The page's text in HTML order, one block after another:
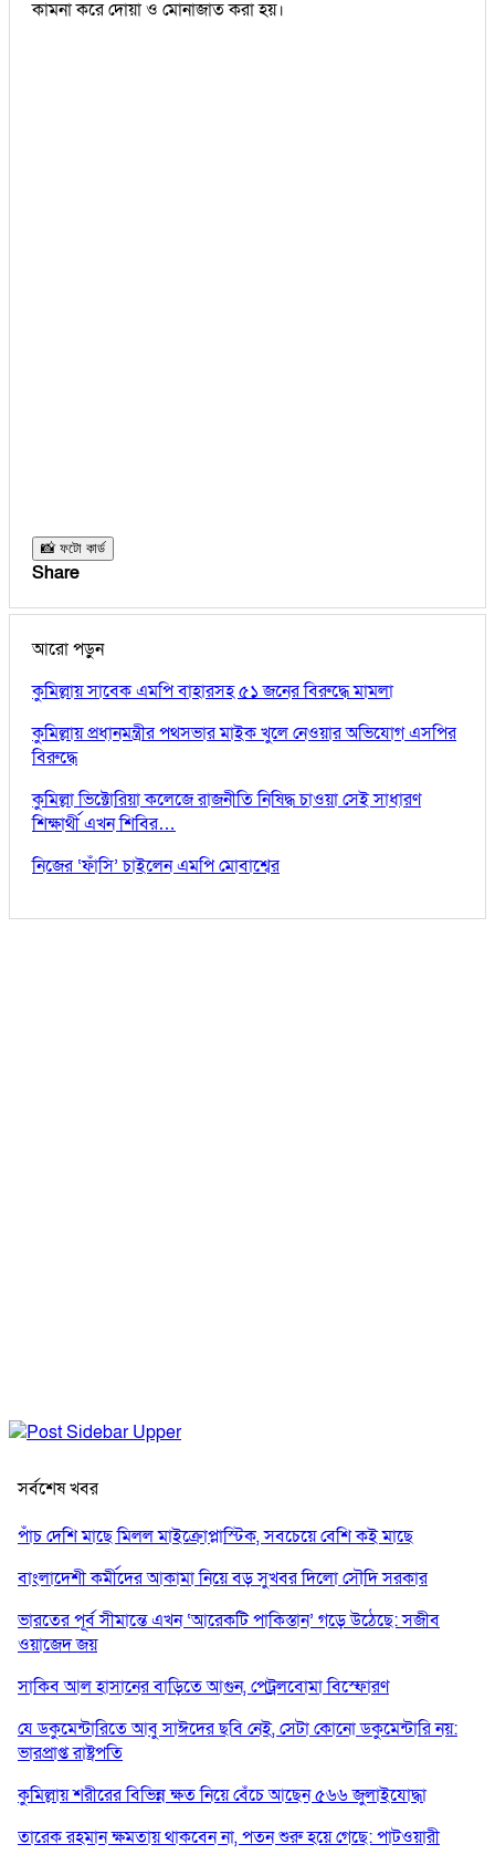
কামনা করে দোয়া ও মোনাজাত করা হয়।
📸 ফটো কার্ড
Share
আরো পড়ুন
কুমিল্লায় সাবেক এমপি বাহারসহ ৫১ জনের বিরুদ্ধে মামলা
কুমিল্লায় প্রধানমন্ত্রীর পথসভার মাইক খুলে নেওয়ার অভিযোগ এসপির
বিরুদ্ধে
কুমিল্লা ভিক্টোরিয়া কলেজে রাজনীতি নিষিদ্ধ চাওয়া সেই সাধারণ
শিক্ষার্থী এখন শিবির…
নিজের ‘ফাঁসি’ চাইলেন এমপি মোবাশ্বের
সর্বশেষ খবর
পাঁচ দেশি মাছে মিলল মাইক্রোপ্লাস্টিক, সবচেয়ে বেশি কই মাছে
বাংলাদেশী কর্মীদের আকামা নিয়ে বড় সুখবর দিলো সৌদি সরকার
ভারতের পূর্ব সীমান্তে এখন ‘আরেকটি পাকিস্তান’ গড়ে উঠেছে: সজীব
ওয়াজেদ জয়
সাকিব আল হাসানের বাড়িতে আগুন, পেট্রলবোমা বিস্ফোরণ
যে ডকুমেন্টারিতে আবু সাঈদের ছবি নেই, সেটা কোনো ডকুমেন্টারি নয়:
ভারপ্রাপ্ত রাষ্ট্রপতি
কুমিল্লায় শরীরের বিভিন্ন ক্ষত নিয়ে বেঁচে আছেন ৫৬৬ জুলাইযোদ্ধা
তারেক রহমান ক্ষমতায় থাকবেন না, পতন শুরু হয়ে গেছে: পাটওয়ারী